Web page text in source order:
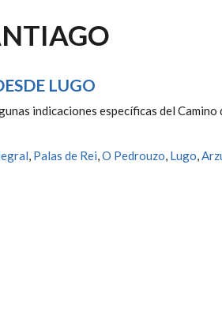
LUGO
indicaciones específicas del
, Palas de Rei,O Pedrouzo, Lugo,